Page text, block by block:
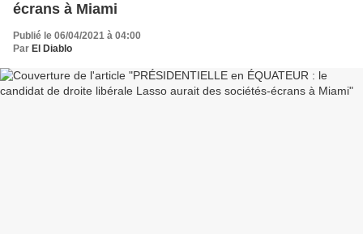
écrans à Miami
Publié le 06/04/2021 à 04:00
Par El Diablo